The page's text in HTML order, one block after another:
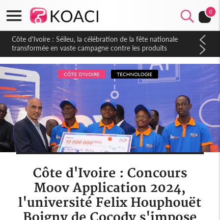
0
Côte d'Ivoire : Séileu, la célébration de la fête nationale
transformée en vaste campagne contre les produits
dépigmentants dangereux
CÔTE D'IVOIRE TECHNOLOGIE
Côte d'Ivoire : Concours
Moov Application 2024,
l'université Felix Houphouët